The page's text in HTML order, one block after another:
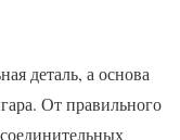
деталь, а основа
От правильного